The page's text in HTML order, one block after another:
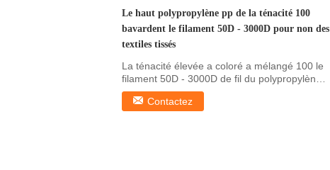
Le haut polypropylène pp de la ténacité 100
bavardent le filament 50D - 3000D pour non des
textiles tissés
La ténacité élevée a coloré a mélangé 100 le
filament 50D - 3000D de fil du polypropylène
pp pour ...
Contactez